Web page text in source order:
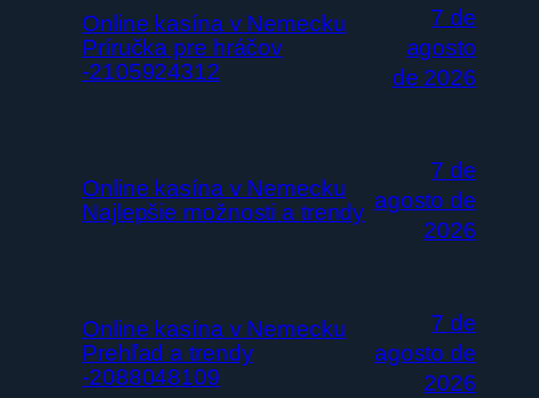
Online kasína v Nemecku
Príručka pre hráčov
-2105924312
7 de
agosto
de 2026
Online kasína v Nemecku
Najlepšie možnosti a trendy
7 de
agosto de
2026
Online kasína v Nemecku
Prehľad a trendy
-2088048109
7 de
agosto de
2026